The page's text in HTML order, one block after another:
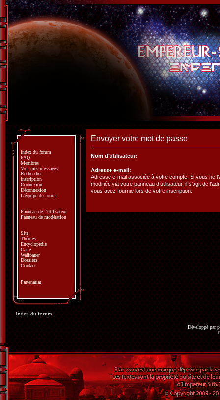
Envoyer votre mot de passe
Nom d’utilisateur:
Adresse e-mail:
Adresse e-mail associée à votre compte. Si vous ne
modifiée via votre panneau d’utilisateur, il s’agit de
vous avez fournie lors de votre inscription.
Index du forum
FAQ
Membres
Voir mes messages
Rechercher
Inscription
Connexion
Déconnexion
L’équipe du forum
Panneau de l’utilisateur
Panneau de modération
Site
Thèmes
Encyclopédie
Carte
Wallpaper
Dossiers
Contact
Partenariat
Index du forum
Développé par